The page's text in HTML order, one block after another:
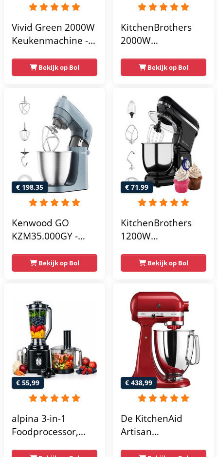
Vivid Green 2000W
Keukenmachine -
- Keukenmixer -
Mixer met
Mengkom - Zwart
Bekijk op Bol
KitchenBrothers
2000W
Keukenrobot - 6,2L
- Mixer met
Mengkom -
Keukenmixer -
Champagne
Bekijk op Bol
€ 198,35
Kenwood GO
KZM35.000GY -
Blauw - 4L
mengkom - Go
Bekijk op Bol
€ 71,99
KitchenBrothers
1200W
Keukenrobot - 5L -
Mixer met
Mengkom -
Keukenmixer -
Zwart
Bekijk op Bol
€ 55,99
alpina 3-in-1
Foodprocessor,
€ 438,99
De KitchenAid
Artisan